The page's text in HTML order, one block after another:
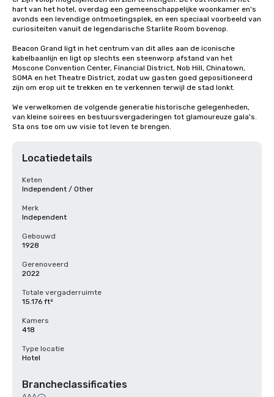
hart van het hotel, overdag een gemeenschappelijke woonkamer en's
avonds een levendige ontmoetingsplek, en een speciaal voorbeeld van
curiositeiten vanuit de legendarische Starlite Room bovenop.
Beacon Grand ligt in het centrum van dit alles aan de iconische
kabelbaanlijn en ligt op slechts een steenworp afstand van het
Moscone Convention Center, Financial District, Nob Hill, Chinatown,
SOMA en het Theatre District, zodat uw gasten goed gepositioneerd
zijn om erop uit te trekken en te verkennen terwijl de stad lonkt.
We verwelkomen de volgende generatie historische gelegenheden,
van kleine soirees en bestuursvergaderingen tot glamoureuze gala's.
Sta ons toe om uw visie tot leven te brengen.
Locatiedetails
Keten
Independent / Other
Merk
Independent
Gebouwd
1928
Gerenoveerd
2022
Totale vergaderruimte
15.176 ft²
Kamers
418
Type locatie
Hotel
Brancheclassificaties